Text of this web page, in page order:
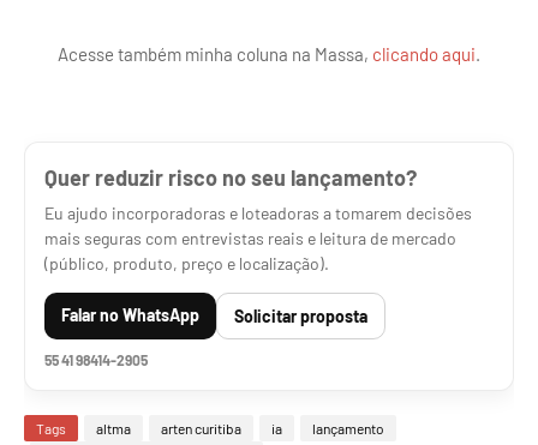
Acesse também minha coluna na Massa, clicando aqui.
Quer reduzir risco no seu lançamento?
Eu ajudo incorporadoras e loteadoras a tomarem decisões
mais seguras com entrevistas reais e leitura de mercado
(público, produto, preço e localização).
Falar no WhatsApp Solicitar proposta
55 41 98414-2905
Tags altma arten curitiba ia
lançamento